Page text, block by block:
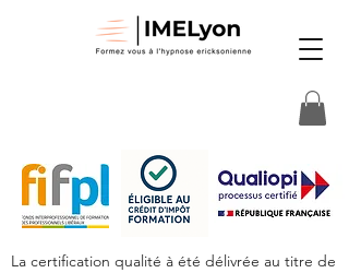
La certification qualité à été délivrée au titre de